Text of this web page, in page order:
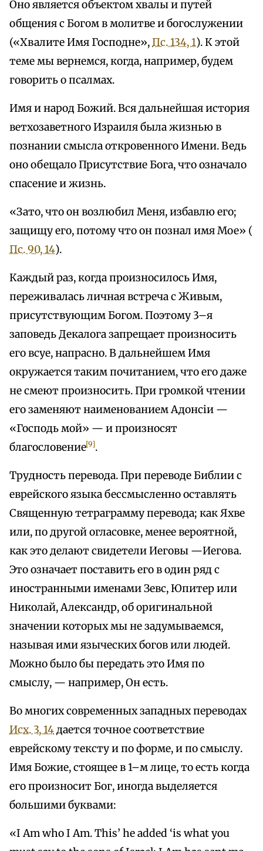
Оно является объектом хвалы и путей
общения с Богом в молитве и богослужении
(«Хвалите Имя Господне»,Пс. 134, 1). К этой
теме мы вернемся, когда, например, будем
говорить о псалмах.
Имя и народ Божий. Вся дальнейшая история
ветхозаветного Израиля была жизнью в
познании смысла откровенного Имени. Ведь
оно обещало Присутствие Бога, что означало
спасение и жизнь.
«Зато, что он возлюбил Меня, избавлю его;
защищу его, потому что он познал имя Мое» (
Пс. 90, 14).
Каждый раз, когда произносилось Имя,
переживалась личная встреча с Живым,
присутствующим Богом. Поэтому 3–я
заповедь Декалога запрещает произносить
его всуе, напрасно. В дальнейшем Имя
окружается таким почитанием, что его даже
не смеют произносить. При громкой чтении
его заменяют наименованием Адонсіи —
«Господь мой» — и произносят
благословение[9].
Трудность перевода. При переводе Библии с
еврейского языка бессмысленно оставлять
Священную тетраграмму перевода; как Яхве
или, по другой огласовке, менее вероятной,
как это делают свидетели Иеговы —Иегова.
Это означает поставить его в один ряд с
иностранными именами Зевс, Юпитер или
Николай, Александр, об оригинальной
значении которых мы не задумываемся,
называя ими языческих богов или людей.
Можно было бы передать это Имя по
смыслу, — например, Он есть.
Во многих современных западных переводах
Исх. 3, 14дается точное соответствие
еврейскому тексту и по форме, и по смыслу.
Имя Божие, стоящее в 1–м лице, то есть когда
его произносит Бог, иногда выделяется
большими буквами:
«I Am who I Am. This’ he added ‘is what you